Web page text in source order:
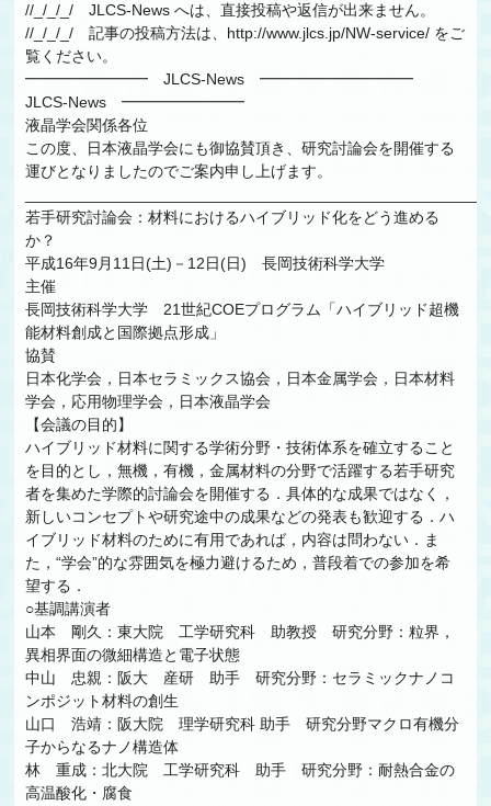
//_/_/_/ JLCS-News へは、直接投稿や返信が出来ません。
//_/_/_/ 記事の投稿方法は、http://www.jlcs.jp/NW-service/ をご
覧ください。
━━━━━━━━ JLCS-News ━━━━━━━━━━
JLCS-News ━━━━━━━━
液晶学会関係各位
この度、日本液晶学会にも御協賛頂き、研究討論会を開催する
運びとなりましたのでご案内申し上げます。
若手研究討論会：材料におけるハイブリッド化をどう進める
か？
平成16年9月11日(土)－12日(日) 長岡技術科学大学
主催
長岡技術科学大学 21世紀COEプログラム「ハイブリッド超機
能材料創成と国際拠点形成」
協賛
日本化学会，日本セラミックス協会，日本金属学会，日本材料
学会，応用物理学会，日本液晶学会
【会議の目的】
ハイブリッド材料に関する学術分野・技術体系を確立すること
を目的とし，無機，有機，金属材料の分野で活躍する若手研究
者を集めた学際的討論会を開催する．具体的な成果ではなく，
新しいコンセプトや研究途中の成果などの発表も歓迎する．ハ
イブリッド材料のために有用であれば，内容は問わない．ま
た，“学会”的な雰囲気を極力避けるため，普段着での参加を希
望する．
○基調講演者
山本 剛久：東大院 工学研究科 助教授 研究分野：粒界，
異相界面の微細構造と電子状態
中山 忠親：阪大 産研 助手 研究分野：セラミックナノコ
ンポジット材料の創生
山口 浩靖：阪大院 理学研究科 助手 研究分野マクロ有機分
子からなるナノ構造体
林 重成：北大院 工学研究科 助手 研究分野：耐熱合金の
高温酸化・腐食